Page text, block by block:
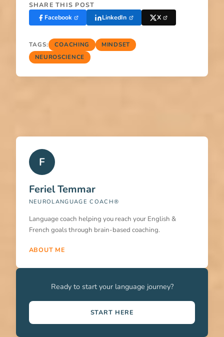
SHARE THIS POST
Facebook
LinkedIn X
TAGS: COACHING
MINDSET
NEUROSCIENCE
F
Feriel Temmar
NEUROLANGUAGE COACH®
Language coach helping you reach your English &
French goals through brain-based coaching.
ABOUT ME
Ready to start your language journey?
START HERE